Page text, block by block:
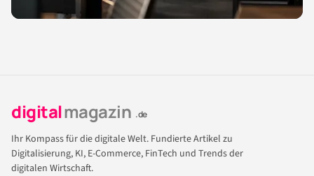
digitalmagazin .de
Ihr Kompass für die digitale Welt. Fundierte Artikel zu
Digitalisierung, KI, E-Commerce, FinTech und Trends der
digitalen Wirtschaft.